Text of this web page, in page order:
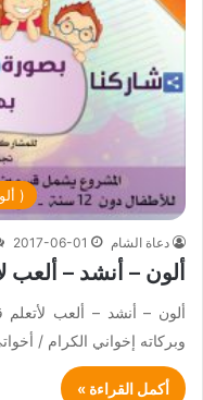
(
دعاة الشام 2017-06-01
ألون – أنشد – ألعب
ألون – أنشد – ألعب لأتعلم
وبركاته إخواني الكرام /
أكمل القراءة »